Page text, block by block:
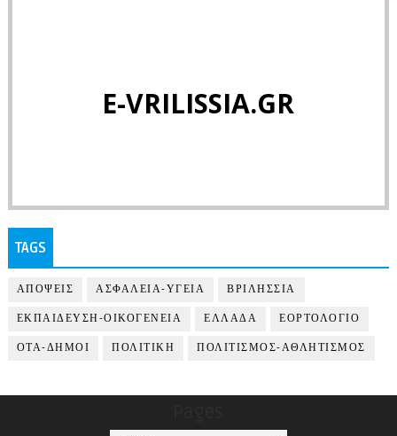
E-VRILISSIA.GR
TAGS
ΑΠΟΨΕΙΣ ΑΣΦΑΛΕΙΑ-ΥΓΕΙΑ ΒΡΙΛΗΣΣΙΑ
ΕΚΠΑΙΔΕΥΣΗ-ΟΙΚΟΓΕΝΕΙΑ ΕΛΛΑΔΑ ΕΟΡΤΟΛΟΓΙΟ
ΟΤΑ-ΔΗΜΟΙ ΠΟΛΙΤΙΚΗ ΠΟΛΙΤΙΣΜΟΣ-ΑΘΛΗΤΙΣΜΟΣ